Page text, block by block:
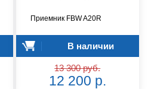
Приемник FBW A20R
В наличии
13 300 руб.
12 200 р.